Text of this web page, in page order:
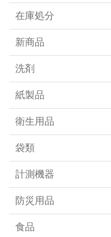
在庫処分
新商品
洗剤
紙製品
衛生用品
袋類
計測機器
防災用品
食品